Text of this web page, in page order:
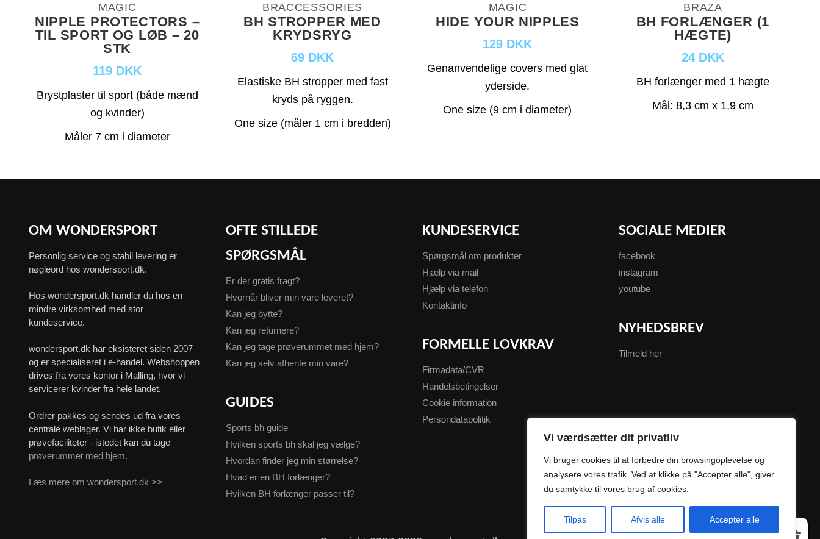
Vi værdsætter dit privatliv
Vi bruger cookies til at forbedre din browsingoplevelse og
analysere vores trafik. Ved at klikke på "Accepter alle", giver
du samtykke til vores brug af cookies.
Tilpas Afvis alle Accepter alle
MAGIC
NIPPLE PROTECTORS –
TIL SPORT OG LØB – 20
STK
119 DKK
Brystplaster til sport (både mænd
og kvinder)
Måler 7 cm i diameter
BRACCESSORIES
BH STROPPER MED
KRYDSRYG
69 DKK
Elastiske BH stropper med fast
kryds på ryggen.
One size (måler 1 cm i bredden)
MAGIC
HIDE YOUR NIPPLES
129 DKK
Genanvendelige covers med glat
yderside.
One size (9 cm i diameter)
BRAZA
BH FORLÆNGER (1
HÆGTE)
24 DKK
BH forlænger med 1 hægte
Mål: 8,3 cm x 1,9 cm
OM WONDERSPORT
Personlig service og stabil levering er
nøgleord hos wondersport.dk.
Hos wondersport.dk handler du hos en
mindre virksomhed med stor
kundeservice.
wondersport.dk har eksisteret siden 2007
og er specialiseret i e-handel. Webshoppen
drives fra vores kontor i Malling, hvor vi
servicerer kvinder fra hele landet.
Ordrer pakkes og sendes ud fra vores
centrale weblager. Vi har ikke butik eller
prøvefaciliteter - istedet kan du tage
prøverummet med hjem.
Læs mere om wondersport.dk >>
OFTE STILLEDE
SPØRGSMÅL
Er der gratis fragt?
Hvornår bliver min vare leveret?
Kan jeg bytte?
Kan jeg returnere?
Kan jeg tage prøverummet med hjem?
Kan jeg selv afhente min vare?
GUIDES
Sports bh guide
Hvilken sports bh skal jeg vælge?
Hvordan finder jeg min størrelse?
Hvad er en BH forlænger?
Hvilken BH forlænger passer til?
KUNDESERVICE
Spørgsmål om produkter
Hjælp via mail
Hjælp via telefon
Kontaktinfo
FORMELLE LOVKRAV
Firmadata/CVR
Handelsbetingelser
Cookie information
Persondatapolitik
SOCIALE MEDIER
facebook
instagram
youtube
NYHEDSBREV
Tilmeld her